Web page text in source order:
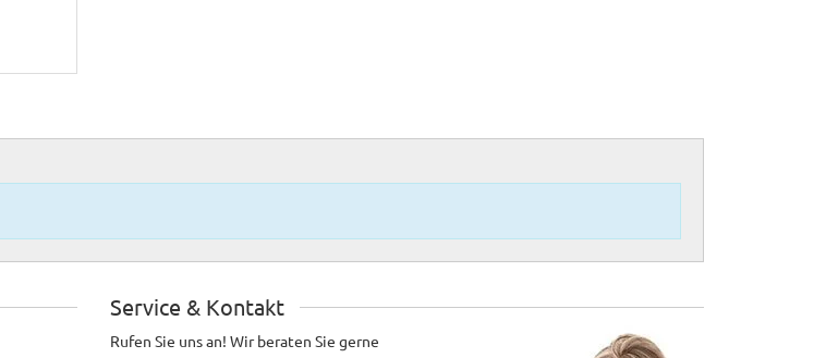
Service & Kontakt
Rufen Sie uns an! Wir beraten Sie gerne